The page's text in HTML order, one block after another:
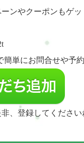
ンやクーポンもゲッ
簡単にお問合せや予約
、登録してください